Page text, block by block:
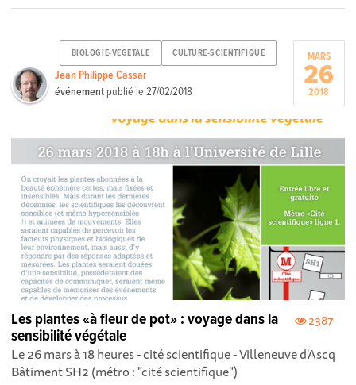
BIOLOGIE-VEGETALE CULTURE-SCIENTIFIQUE
Jean Philippe Cassar
événement publié le27/02/2018
MARS
26
2018
2387
Les plantes «à fleur de pot» : voyage dans la
sensibilité végétale
Le 26 mars à 18 heures - cité scientifique - Villeneuve d'Ascq
Bâtiment SH2 (métro : "cité scientifique")